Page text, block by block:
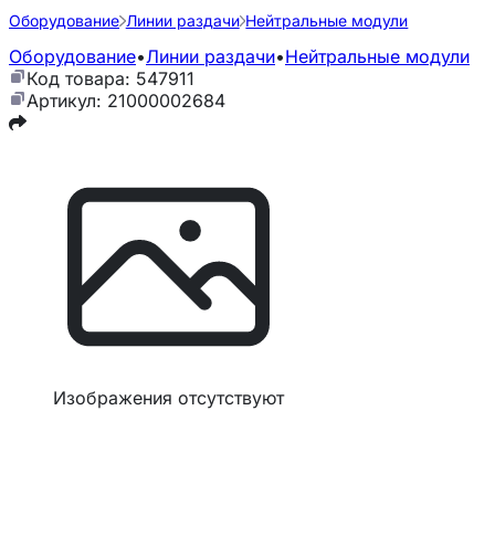
Оборудование Линии раздачи Нейтральные модули
Оборудование•Линии раздачи•Нейтральные модули
Код товара: 547911
Артикул: 21000002684
Изображения отсутствуют